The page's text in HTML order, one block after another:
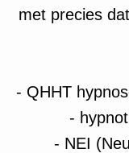
met precies
- QHHT
-
- NEI